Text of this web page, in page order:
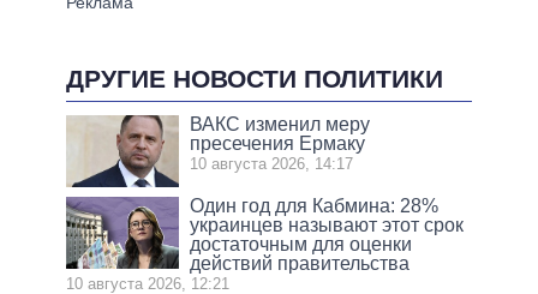
ДРУГИЕ НОВОСТИ ПОЛИТИКИ
ВАКС изменил меру
пресечения Ермаку
10 августа 2026, 14:17
Один год для Кабмина: 28%
украинцев называют этот срок
достаточным для оценки
действий правительства
10 августа 2026, 12:21